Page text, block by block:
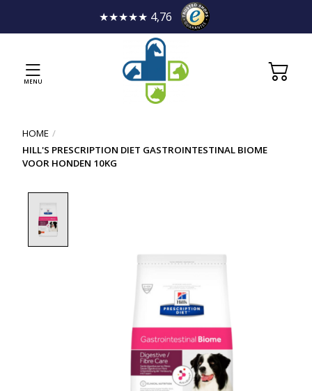
★★★★★ 4,76
MENU
HOME /
HILL'S PRESCRIPTION DIET GASTROINTESTINAL BIOME
VOOR HONDEN 10KG